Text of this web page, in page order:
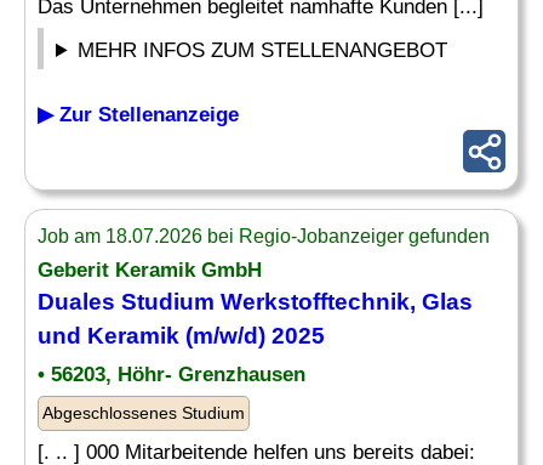
Das Unternehmen begleitet namhafte Kunden [...]
MEHR INFOS ZUM STELLENANGEBOT
▶ Zur Stellenanzeige
Job am 18.07.2026 bei Regio-Jobanzeiger gefunden
Geberit Keramik GmbH
Duales Studium Werkstofftechnik, Glas
und Keramik (m/w/d) 2025
• 56203, Höhr- Grenzhausen
Abgeschlossenes Studium
[. .. ] 000 Mitarbeitende helfen uns bereits dabei: